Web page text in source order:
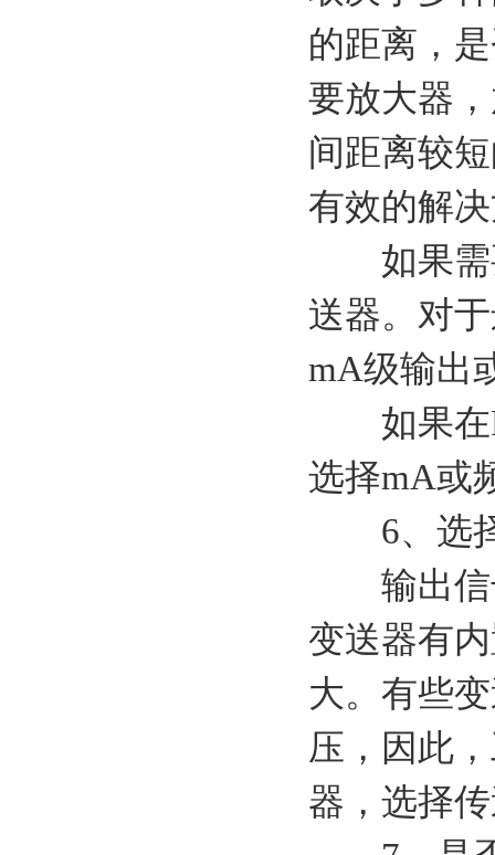
的距离，
要放大器
间距离较
有效的解
如果需要
送器。对
mA级输出
如果在
选择mA或
6、选择
输出信号
变送器有
大。有些
压，因此
器，选择